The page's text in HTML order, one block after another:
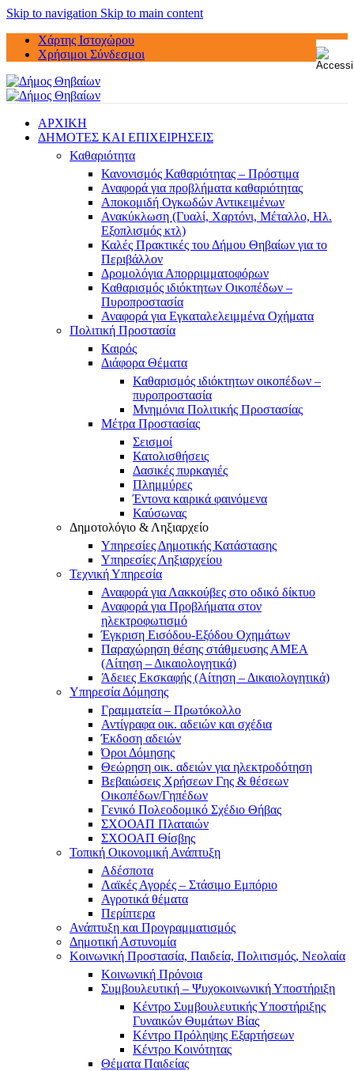
Skip to navigation Skip to main content
Χάρτης Ιστοχώρου
Χρήσιμοι Σύνδεσμοι
ΑΡΧΙΚΗ
ΔΗΜΟΤΕΣ ΚΑΙ ΕΠΙΧΕΙΡΗΣΕΙΣ
Καθαριότητα
Κανονισμός Καθαριότητας – Πρόστιμα
Αναφορά για προβλήματα καθαριότητας
Αποκομιδή Ογκωδών Αντικειμένων
Ανακύκλωση (Γυαλί, Χαρτόνι, Μέταλλο, Ηλ.
Εξοπλισμός κτλ)
Καλές Πρακτικές του Δήμου Θηβαίων για το
Περιβάλλον
Δρομολόγια Απορριμματοφόρων
Καθαρισμός ιδιόκτητων Οικοπέδων –
Πυροπροστασία
Αναφορά για Εγκαταλελειμμένα Οχήματα
Πολιτική Προστασία
Καιρός
Διάφορα Θέματα
Καθαρισμός ιδιόκτητων οικοπέδων –
πυροπροστασία
Μνημόνια Πολιτικής Προστασίας
Μέτρα Προστασίας
Σεισμοί
Κατολισθήσεις
Δασικές πυρκαγιές
Πλημμύρες
Έντονα καιρικά φαινόμενα
Καύσωνας
Δημοτολόγιο & Ληξιαρχείο
Υπηρεσίες Δημοτικής Κατάστασης
Υπηρεσίες Ληξιαρχείου
Τεχνική Υπηρεσία
Αναφορά για Λακκούβες στο οδικό δίκτυο
Αναφορά για Προβλήματα στον
ηλεκτροφωτισμό
Έγκριση Εισόδου-Εξόδου Οχημάτων
Παραχώρηση θέσης στάθμευσης ΑΜΕΑ
(Αίτηση – Δικαιολογητικά)
Άδειες Εκσκαφής (Αίτηση – Δικαιολογητικά)
Υπηρεσία Δόμησης
Γραμματεία – Πρωτόκολλο
Αντίγραφα οικ. αδειών και σχέδια
Έκδοση αδειών
Όροι Δόμησης
Θεώρηση οικ. αδειών για ηλεκτροδότηση
Βεβαιώσεις Χρήσεων Γης & θέσεων
Οικοπέδων/Γηπέδων
Γενικό Πολεοδομικό Σχέδιο Θήβας
ΣΧΟΟΑΠ Πλαταιών
ΣΧΟΟΑΠ Θίσβης
Τοπική Οικονομική Ανάπτυξη
Αδέσποτα
Λαϊκές Αγορές – Στάσιμο Εμπόριο
Αγροτικά θέματα
Περίπτερα
Ανάπτυξη και Προγραμματισμός
Δημοτική Αστυνομία
Κοινωνική Προστασία, Παιδεία, Πολιτισμός, Νεολαία
Κοινωνική Πρόνοια
Συμβουλευτική – Ψυχοκοινωνική Υποστήριξη
Κέντρο Συμβουλευτικής Υποστήριξης
Γυναικών Θυμάτων Βίας
Κέντρο Πρόληψης Εξαρτήσεων
Κέντρο Κοινότητας
Θέματα Παιδείας